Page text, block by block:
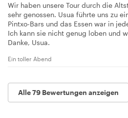
Wir haben unsere Tour durch die
sehr genossen. Usua führte uns zu
Pintxo-Bars und das Essen war in
Ich kann sie nicht genug loben und
Danke, Usua.
Ein toller Abend
Alle 79 Bewertungen anzeigen